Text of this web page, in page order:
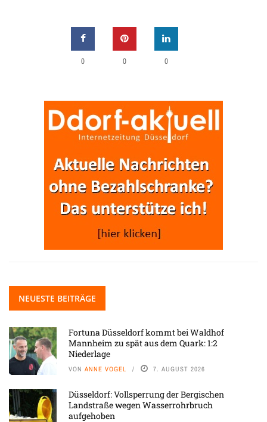
0 0 0
NEUESTE BEITRÄGE
Fortuna Düsseldorf kommt bei Waldhof
Mannheim zu spät aus dem Quark: 1:2
Niederlage
VON ANNE VOGEL 7. AUGUST 2026
Düsseldorf: Vollsperrung der Bergischen
Landstraße wegen Wasserrohrbruch
aufgehoben